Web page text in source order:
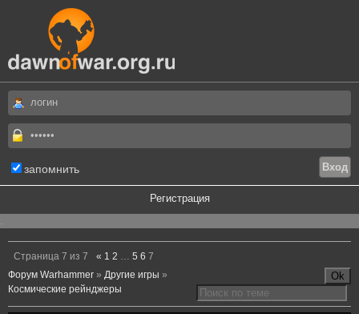
запомнить
Регистрация
.
Страница 7 из 7 « 1 2 … 5 6 7
Форум Warhammer » Другие игры »
Космические рейнджеры